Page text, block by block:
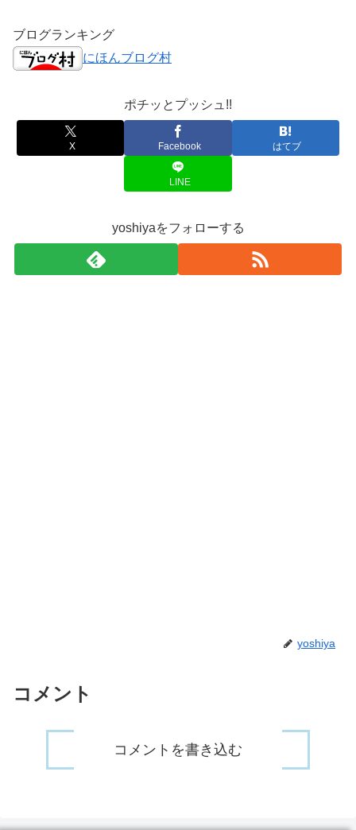
ブログランキング
にほんブログ村
ポチッとプッシュ!!
X Facebook はてブ
LINE
yoshiyaをフォローする
yoshiya
コメント
コメントを書き込む